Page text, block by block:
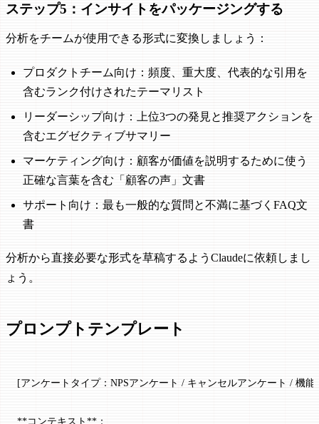
ステップ5：インサイトをパッケージングする
分析をチームが使用できる形式に変換しましょう：
プロダクトチーム向け：頻度、重大度、代表的な引用を
含むランク付けされたテーマリスト
リーダーシップ向け：上位3つの発見と推奨アクションを
含むエグゼクティブサマリー
マーケティング向け：顧客が価値を説明するために使う
正確な言葉を含む「顧客の声」文書
サポート向け：最も一般的な質問と不満に基づくFAQ文
書
分析から直接必要な形式を草稿するようClaudeに依頼しまし
ょう。
プロンプトテンプレート
[アンケートタイプ：NPSアンケート / キャンセルアンケート / 機
**コンテキスト**：